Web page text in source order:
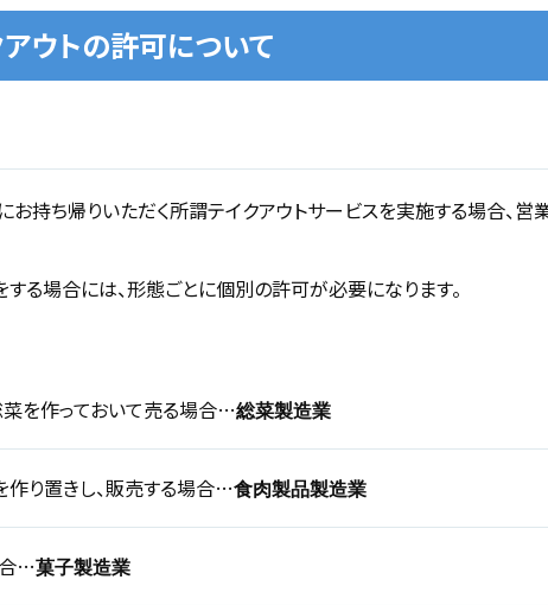
アウトの許可について
持ち帰りいただく所謂テイクアウトサービスを実施する場合、
る場合には、形態ごとに個別の許可が必要になります。
を作っておいて売る場合…総菜製造業
作り置きし、販売する場合…食肉製品製造業
…菓子製造業